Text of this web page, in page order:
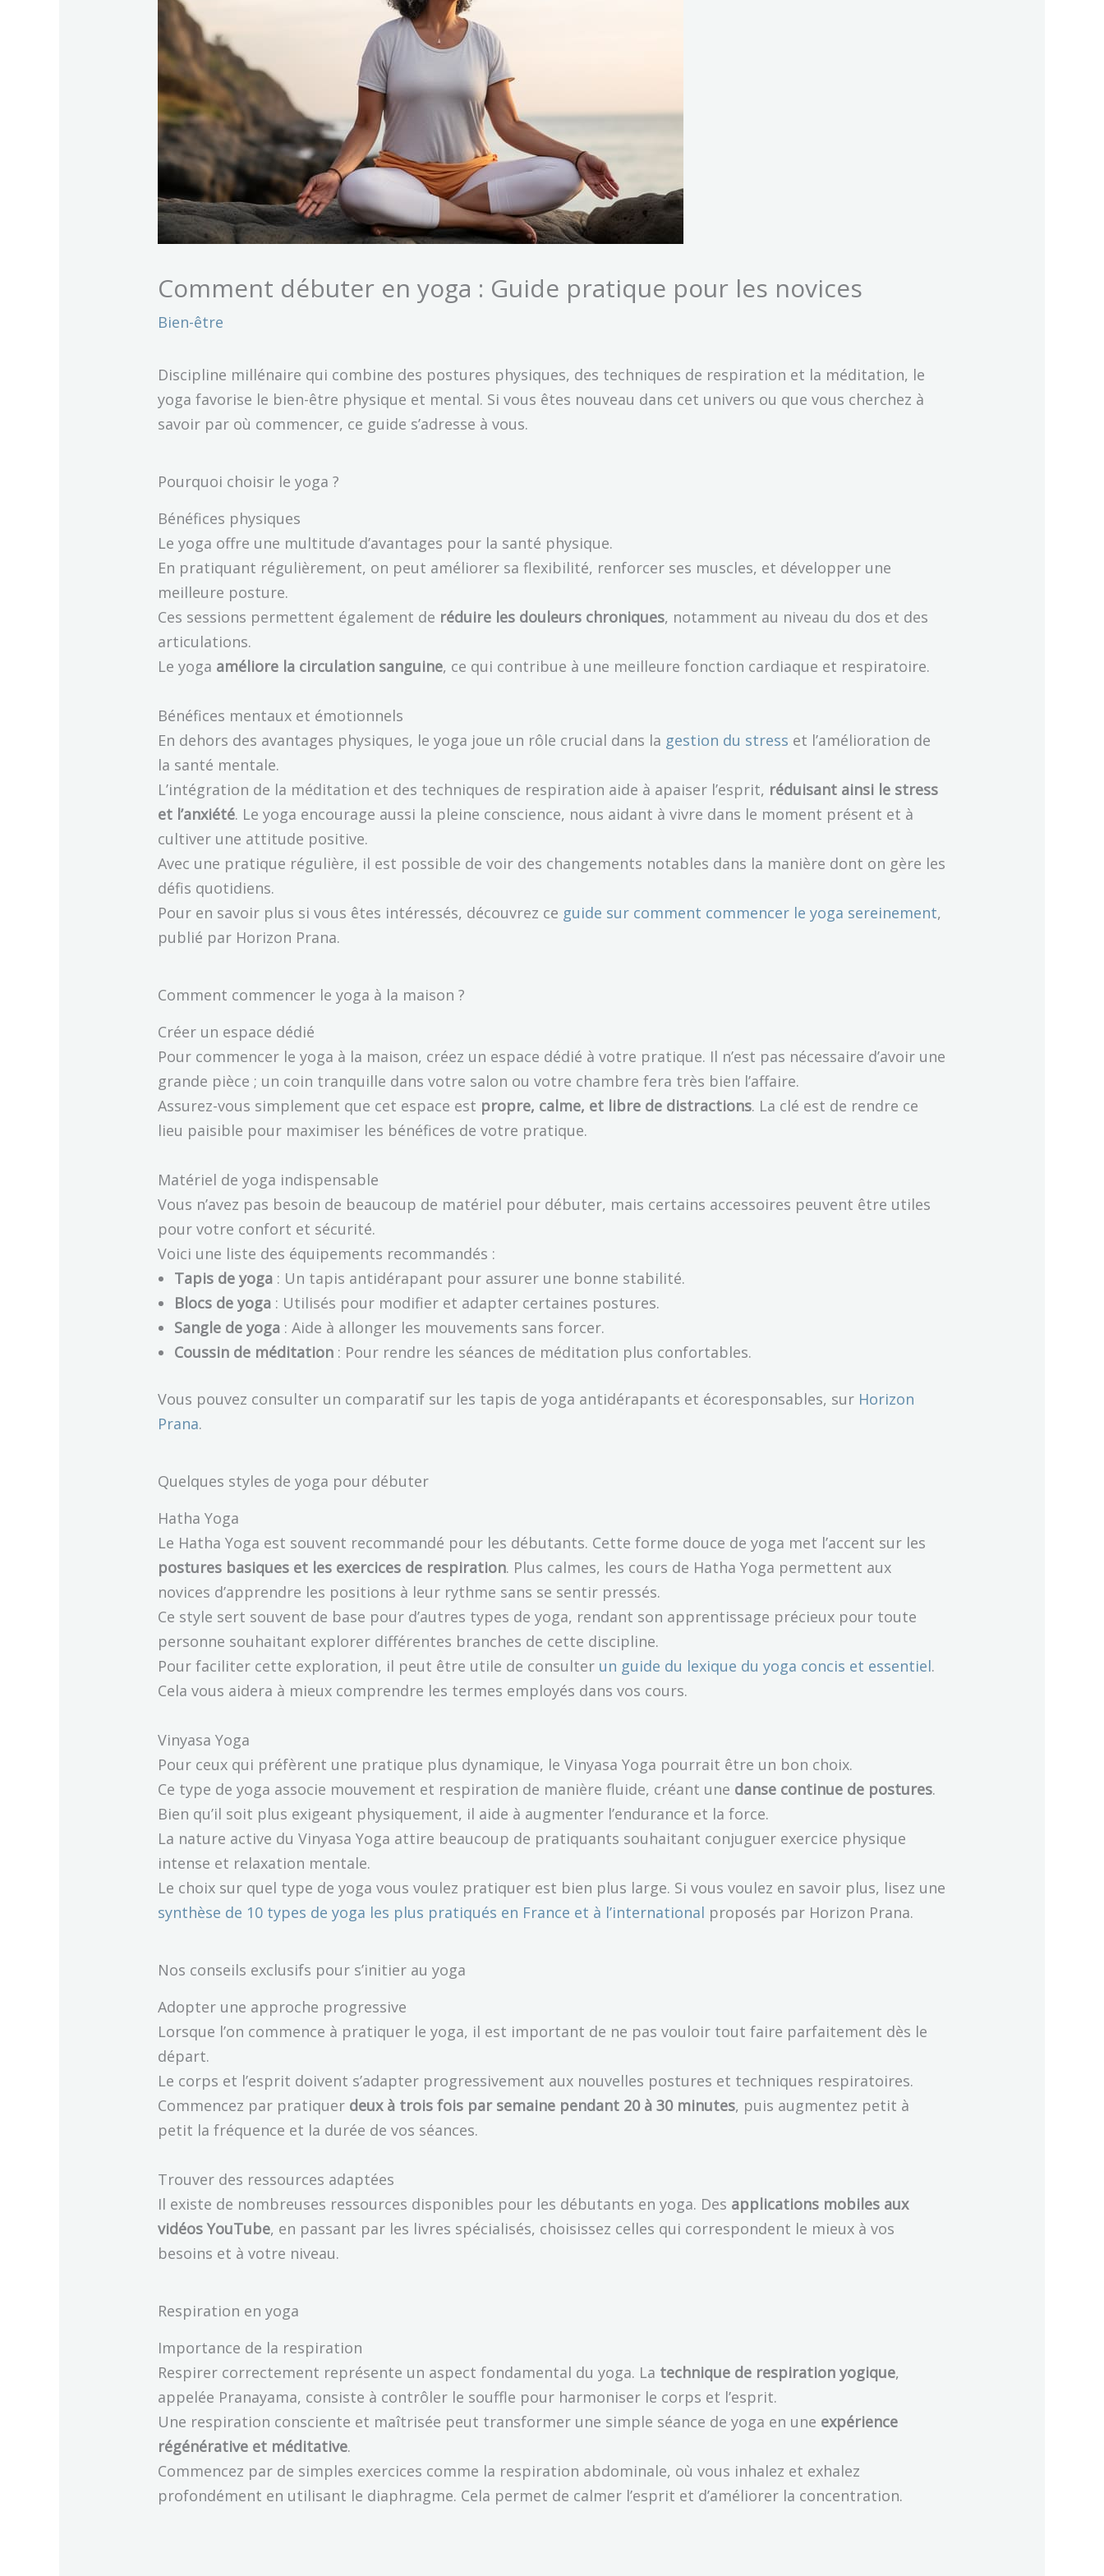
Comment débuter en yoga : Guide pratique pour les novices
Bien-être
Discipline millénaire qui combine des postures physiques, des techniques de respiration et la méditation, le
yoga favorise le bien-être physique et mental. Si vous êtes nouveau dans cet univers ou que vous cherchez à
savoir par où commencer, ce guide s’adresse à vous.
Pourquoi choisir le yoga ?
Bénéfices physiques
Le yoga offre une multitude d’avantages pour la santé physique.
En pratiquant régulièrement, on peut améliorer sa flexibilité, renforcer ses muscles, et développer une
meilleure posture.
Ces sessions permettent également de réduire les douleurs chroniques, notamment au niveau du dos et des
articulations.
Le yoga améliore la circulation sanguine, ce qui contribue à une meilleure fonction cardiaque et respiratoire.
Bénéfices mentaux et émotionnels
En dehors des avantages physiques, le yoga joue un rôle crucial dans la gestion du stress et l’amélioration de
la santé mentale.
L’intégration de la méditation et des techniques de respiration aide à apaiser l’esprit, réduisant ainsi le stress
et l’anxiété. Le yoga encourage aussi la pleine conscience, nous aidant à vivre dans le moment présent et à
cultiver une attitude positive.
Avec une pratique régulière, il est possible de voir des changements notables dans la manière dont on gère les
défis quotidiens.
Pour en savoir plus si vous êtes intéressés, découvrez ce guide sur comment commencer le yoga sereinement,
publié par Horizon Prana.
Comment commencer le yoga à la maison ?
Créer un espace dédié
Pour commencer le yoga à la maison, créez un espace dédié à votre pratique. Il n’est pas nécessaire d’avoir une
grande pièce ; un coin tranquille dans votre salon ou votre chambre fera très bien l’affaire.
Assurez-vous simplement que cet espace est propre, calme, et libre de distractions. La clé est de rendre ce
lieu paisible pour maximiser les bénéfices de votre pratique.
Matériel de yoga indispensable
Vous n’avez pas besoin de beaucoup de matériel pour débuter, mais certains accessoires peuvent être utiles
pour votre confort et sécurité.
Voici une liste des équipements recommandés :
Tapis de yoga : Un tapis antidérapant pour assurer une bonne stabilité.
Blocs de yoga : Utilisés pour modifier et adapter certaines postures.
Sangle de yoga : Aide à allonger les mouvements sans forcer.
Coussin de méditation : Pour rendre les séances de méditation plus confortables.
Vous pouvez consulter un comparatif sur les tapis de yoga antidérapants et écoresponsables, sur Horizon
Prana.
Quelques styles de yoga pour débuter
Hatha Yoga
Le Hatha Yoga est souvent recommandé pour les débutants. Cette forme douce de yoga met l’accent sur les
postures basiques et les exercices de respiration. Plus calmes, les cours de Hatha Yoga permettent aux
novices d’apprendre les positions à leur rythme sans se sentir pressés.
Ce style sert souvent de base pour d’autres types de yoga, rendant son apprentissage précieux pour toute
personne souhaitant explorer différentes branches de cette discipline.
Pour faciliter cette exploration, il peut être utile de consulter un guide du lexique du yoga concis et essentiel.
Cela vous aidera à mieux comprendre les termes employés dans vos cours.
Vinyasa Yoga
Pour ceux qui préfèrent une pratique plus dynamique, le Vinyasa Yoga pourrait être un bon choix.
Ce type de yoga associe mouvement et respiration de manière fluide, créant une danse continue de postures.
Bien qu’il soit plus exigeant physiquement, il aide à augmenter l’endurance et la force.
La nature active du Vinyasa Yoga attire beaucoup de pratiquants souhaitant conjuguer exercice physique
intense et relaxation mentale.
Le choix sur quel type de yoga vous voulez pratiquer est bien plus large. Si vous voulez en savoir plus, lisez une
synthèse de 10 types de yoga les plus pratiqués en France et à l’international proposés par Horizon Prana.
Nos conseils exclusifs pour s’initier au yoga
Adopter une approche progressive
Lorsque l’on commence à pratiquer le yoga, il est important de ne pas vouloir tout faire parfaitement dès le
départ.
Le corps et l’esprit doivent s’adapter progressivement aux nouvelles postures et techniques respiratoires.
Commencez par pratiquer deux à trois fois par semaine pendant 20 à 30 minutes, puis augmentez petit à
petit la fréquence et la durée de vos séances.
Trouver des ressources adaptées
Il existe de nombreuses ressources disponibles pour les débutants en yoga. Des applications mobiles aux
vidéos YouTube, en passant par les livres spécialisés, choisissez celles qui correspondent le mieux à vos
besoins et à votre niveau.
Respiration en yoga
Importance de la respiration
Respirer correctement représente un aspect fondamental du yoga. La technique de respiration yogique,
appelée Pranayama, consiste à contrôler le souffle pour harmoniser le corps et l’esprit.
Une respiration consciente et maîtrisée peut transformer une simple séance de yoga en une expérience
régénérative et méditative.
Commencez par de simples exercices comme la respiration abdominale, où vous inhalez et exhalez
profondément en utilisant le diaphragme. Cela permet de calmer l’esprit et d’améliorer la concentration.